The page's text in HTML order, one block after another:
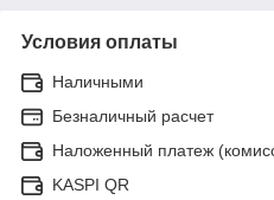
Условия оплаты
Наличными
Безналичный расчет
Наложенный платеж
KASPI QR